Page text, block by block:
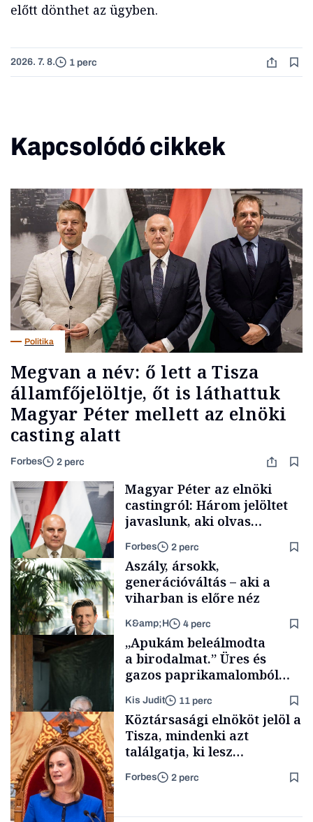
előtt dönthet az ügyben.
2026. 7. 8. 1 perc
Kapcsolódó cikkek
Politika
Megvan a név: ő lett a Tisza
államfőjelöltje, őt is láthattuk
Magyar Péter mellett az elnöki
casting alatt
Forbes 2 perc
Politika
Magyar Péter az elnöki
castingról: Három jelöltet
javaslunk, aki olvas
híreket, nem fog
meglepődni
Forbes 2 perc
TÁMOGATÓI
TARTALOM
Aszály, ársokk,
generációváltás – aki a
viharban is előre néz
K&amp;H 4 perc
Családi
vállalkozások
„Apukám beleálmodta
a birodalmat.” Üres és
gazos paprikamalomból
lett az igazi családi
fűszersztori
Kis Judit 11 perc
Köztársasági elnököt jelöl a
Tisza, mindenki azt
találgatja, ki lesz
szombaton a befutó –
soroljuk az eddig felmerült
Forbes 2 perc